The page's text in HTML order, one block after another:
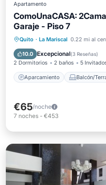
Apartamento
ComoUnaCASA:
Garaje - Piso 7
Quito · La Mariscal 0.22 mi al
10.0 Excepcional(3 Reseñas)
2 Dormitorios 2 baños 5
Aparcamiento Balcón/
Aparcamiento
Cocina
Internet
€65/noche
7 noches - €453